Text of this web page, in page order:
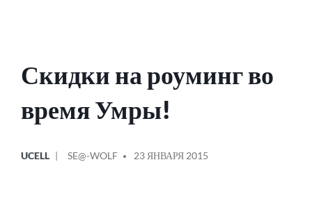
Скидки на роуминг во
время Умры!
В
UCELL
ОТ
SE@-WOLF 23 ЯНВАРЯ 2015